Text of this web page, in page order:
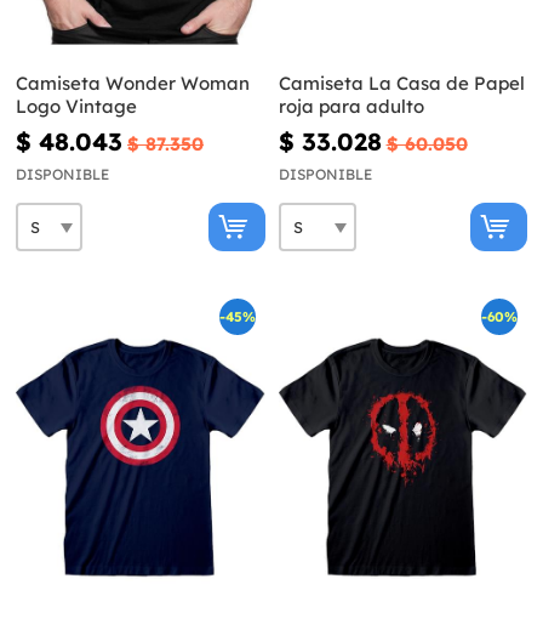
Camiseta Wonder Woman
Logo Vintage
$ 48.043 $ 87.350
DISPONIBLE
Camiseta La Casa de Papel
roja para adulto
$ 33.028 $ 60.050
DISPONIBLE
-45% -60%